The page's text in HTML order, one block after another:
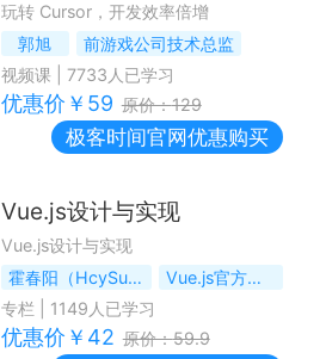
玩转 Cursor，开发效率倍增
郭旭
前游戏公司技术总监
视频课| 7733 人已学习
优惠价￥ 59 原价：129
极客时间官网优惠购买
Vue.js设计与实现
Vue.js设计与实现
霍春阳（HcySunYang）
Vue.js官方团队成员
专栏
1149 人已学习
优惠价￥ 42 原价：59.9